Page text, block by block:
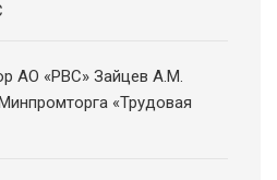
АО «РВС» Зайцев А.М.
«Трудовая